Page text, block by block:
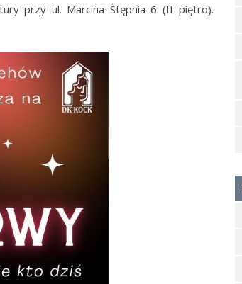
przy ul. Marcina Stępnia 6 (II piętro).